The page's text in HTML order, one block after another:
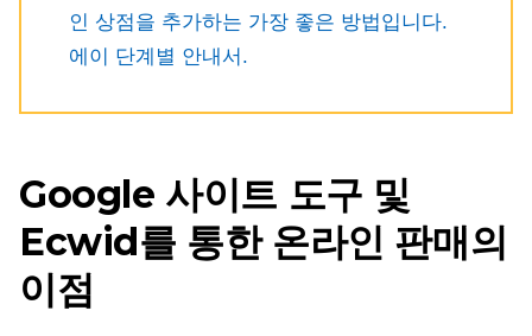
인 상점을 추가하는 가장 좋은 방법입니다.
에이 단계별 안내서.
Google 사이트 도구 및
Ecwid를 통한 온라인 판매의
이점